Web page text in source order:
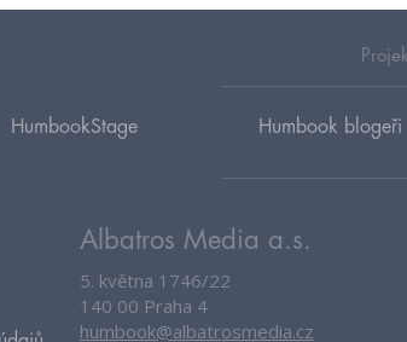
HumbookStage Humbook blogeři
Albatros Media a.s.
5. května 1746/22
140 00 Praha 4
humbook@albatrosmedia.cz